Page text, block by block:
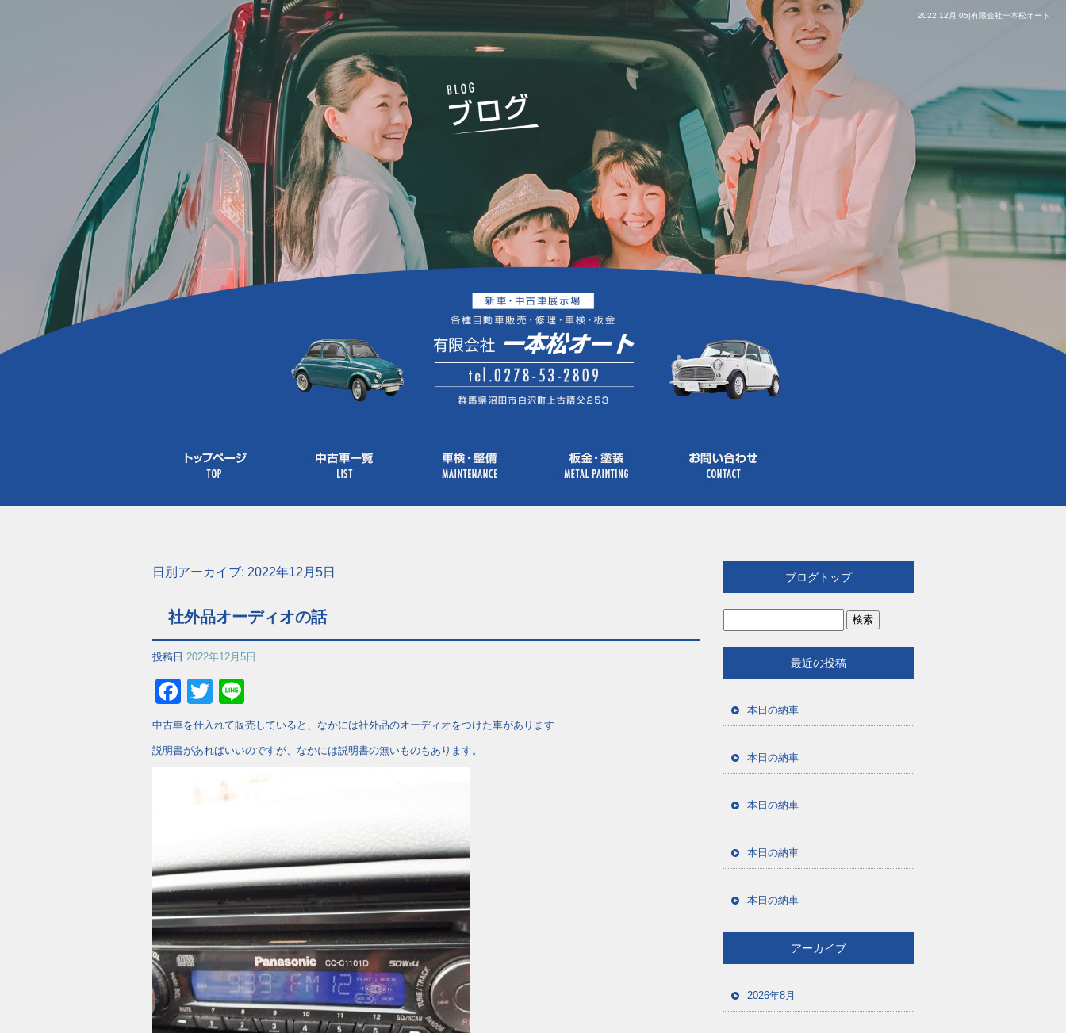
2022 12月 05|有限会社一本松オート
日別アーカイブ: 2022年12月5日
社外品オーディオの話
投稿日 2022年12月5日
Facebook
Twitter
中古車を仕入れて販売していると、なかには社外品のオーディオをつけた車があります
説明書があればいいのですが、なかには説明書の無いものもあります。
ブログトップ
最近の投稿
本日の納車
本日の納車
本日の納車
本日の納車
本日の納車
アーカイブ
2026年8月